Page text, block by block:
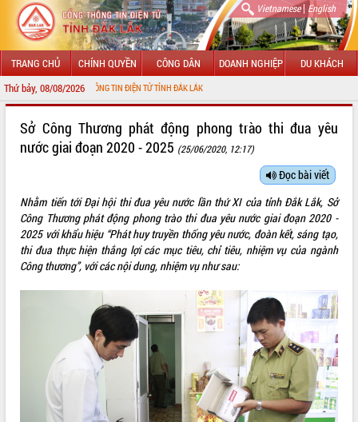
Vietnamese| English
TRANG CHỦ CHÍNH QUYỀN CÔNG DÂN DOANH NGHIỆP DU KHÁCH
Thứ bảy, 08/08/2026
CỔNG THÔNG TIN ĐIỆN TỬ TỈNH ĐẮK LẮK
LÃNH ĐẠO UBND TỈNH
SỞ, BAN, NGÀNH
UBND CÁC XÃ, PHƯỜNG
VĂN BẢN HĐND TỈNH
ĐIỂM TIN VĂN BẢN
QUY HOẠCH - KẾ HOẠCH
Sở Công Thương phát động phong trào thi đua yêu
nước giai đoạn 2020 - 2025 (25/06/2020, 12:17)
Đọc bài viết
Nhằm tiến tới Đại hội thi đua yêu nước lần thứ XI của tỉnh Đắk Lắk, Sở
Công Thương phát động phong trào thi đua yêu nước giai đoạn 2020 -
2025 với khẩu hiệu “Phát huy truyền thống yêu nước, đoàn kết, sáng tạo,
thi đua thực hiện thắng lợi các mục tiêu, chỉ tiêu, nhiệm vụ của ngành
Công thương”, với các nội dung, nhiệm vụ như sau: